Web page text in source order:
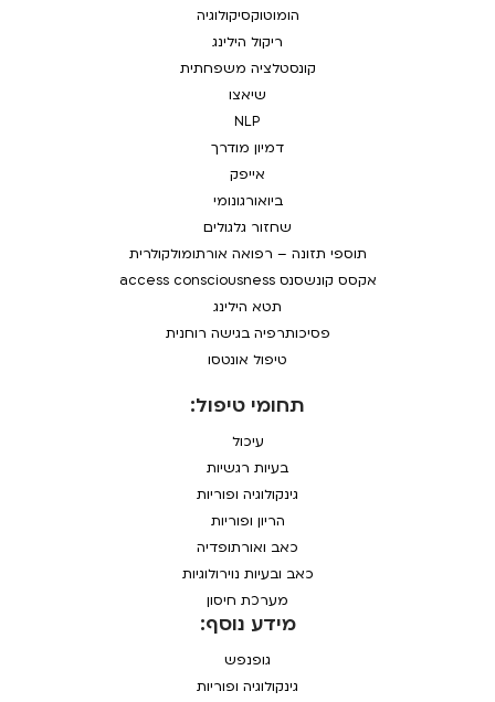
תחומי טיפול:
עיכול
בעיות רגשיות
גינקולוגיה ופוריות
הריון ופוריות
כאב ואורתופדיה
כאב ובעיות נוירולוגיות
מערכת חיסון
מידע נוסף:
גופנפש
גינקולוגיה ופוריות
הומוטוקסיקולוגיה
ריקול הילינג
קונסטלציה משפחתית
שיאצו
NLP
דמיון מודרך
אייפק
ביואורגונומי
שחזור גלגולים
תוספי תזונה – רפואה אורתומולקולרית
אקסס קונשסנס access consciousness
תטא הילינג
פסיכותרפיה בגישה רוחנית
טיפול אונטסו